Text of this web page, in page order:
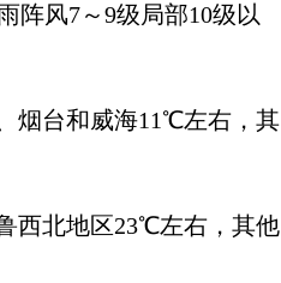
阵风7～9级局部10级以
台和威海11℃左右，其
北地区23℃左右，其他